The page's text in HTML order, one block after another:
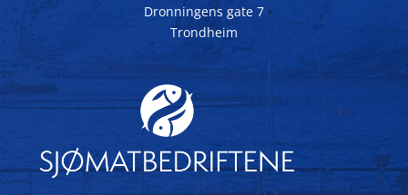
Dronningens gate 7
Trondheim